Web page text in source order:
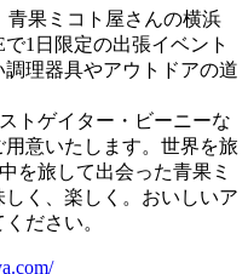
青果ミコト屋さんの横浜
1日限定の出張イベント
理器具やアウトドアの道
トゲイター・ビーニーな
意いたします。世界を旅
を旅して出会った青果ミ
く、楽しく。おいしいア
ださい。